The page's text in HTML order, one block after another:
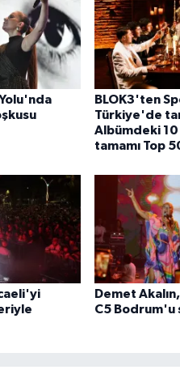
BLOK3'ten
Türkiye'de
Albümdeki 10
tamamı Top
Demet
C5 Bodrum'u